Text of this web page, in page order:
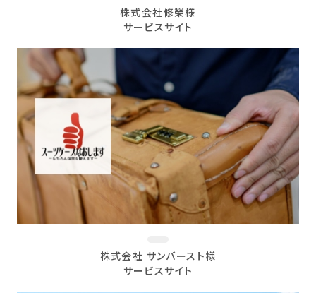
株式会社修榮様
サービスサイト
株式会社 サンバースト様
サービスサイト